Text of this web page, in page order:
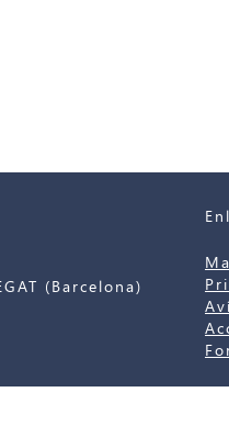
(Barcelona)